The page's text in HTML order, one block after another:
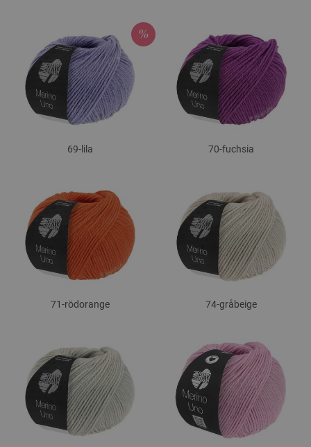
69-lila 70-fuchsia
71-rödorange 74-gråbeige